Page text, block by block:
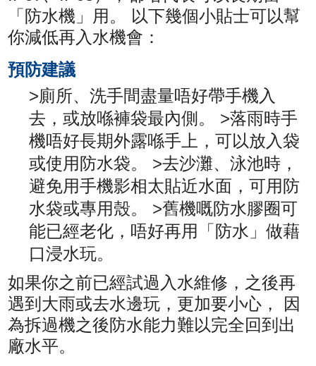
「防水機」用。 以下幾個小貼士可以幫
你減低再入水機會：
預防建議
>廁所、洗手間盡量唔好帶手機入
去，或放喺褲袋最內側。 >落雨時手
機唔好長期外露喺手上，可以放入袋
或使用防水袋。 >去沙灘、泳池時，
避免用手機影相太貼近水面，可用防
水袋或專用殼。 >舊機嘅防水膠圈可
能已經老化，唔好再用「防水」做藉
口浸水玩。
如果你之前已經試過入水維修，之後再
遇到大雨或去水邊玩，更加要小心， 因
為拆過機之後防水能力難以完全回到出
廠水平。